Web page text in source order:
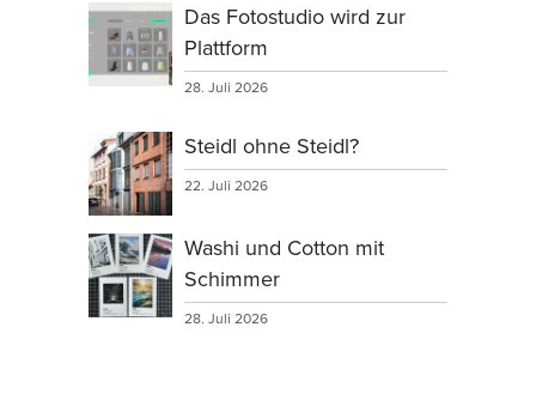
Das Fotostudio wird zur
Plattform
28. Juli 2026
Steidl ohne Steidl?
22. Juli 2026
Washi und Cotton mit
Schimmer
28. Juli 2026